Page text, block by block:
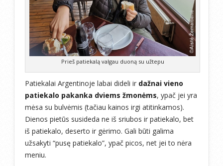
Prieš patiekalą valgau duoną su užtepu
Patiekalai Argentinoje labai dideli ir dažnai vieno
patiekalo pakanka dviems žmonėms, ypač jei yra
mėsa su bulvėmis (tačiau kainos irgi atitinkamos).
Dienos pietūs susideda ne iš sriubos ir patiekalo, bet
iš patiekalo, deserto ir gėrimo. Gali būti galima
užsakyti “pusę patiekalo”, ypač picos, net jei to nėra
meniu.